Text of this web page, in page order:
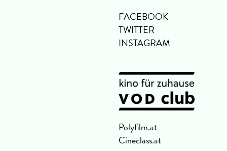
FACEBOOK
TWITTER
INSTAGRAM
Polyfilm.at
Cineclass.at